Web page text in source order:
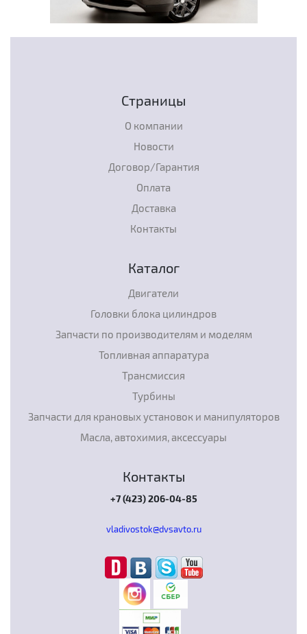
Страницы
О компании
Новости
Договор/Гарантия
Оплата
Доставка
Контакты
Каталог
Двигатели
Головки блока цилиндров
Запчасти по производителям и моделям
Топливная аппаратура
Трансмиссия
Турбины
Запчасти для крановых установок и манипуляторов
Масла, автохимия, аксессуары
Контакты
+7 (423) 206-04-85
vladivostok@dvsavto.ru